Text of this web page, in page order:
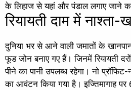
के लिहाज से यहां और पंडाल लगाए जाने
रियायती दाम में नाश्ता-
दुनिया भर से आने वाली जमातों के
फूड जोन बनाए गए हैं। जिनमें रियायती
पीने का पानी उपलब्ध रहेगा। नो
का आवंटन किया गया है। इज्तिमागाह